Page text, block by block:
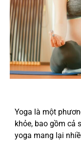
Yoga là một
khỏe, bao gồm cả
yoga mang lại